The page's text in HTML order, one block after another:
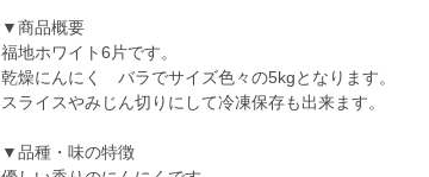
▼商品概要
福地ホワイト6片です。
乾燥にんにく バラでサイズ色々の5kgとなります。
スライスやみじん切りにして冷凍保存も出来ます。
▼品種・味の特徴